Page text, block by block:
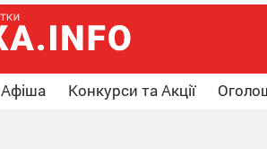
Афіша Конкурси та Акції